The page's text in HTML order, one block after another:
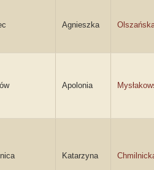
Agnieszka
Apolonia
Katarzyna